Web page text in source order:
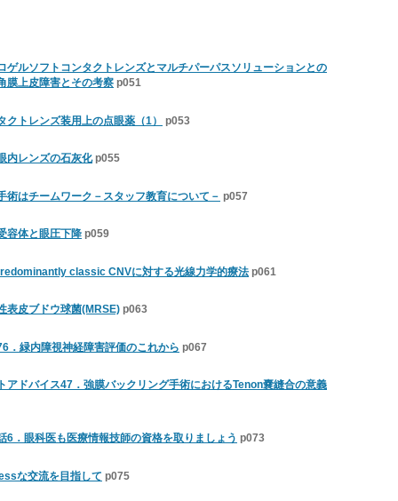
ゲルソフトコンタクトレンズとマルチパーパスソリューションとの
膜上皮障害とその考察 p051
トレンズ装用上の点眼薬（1） p053
内レンズの石灰化 p055
術はチームワーク－スタッフ教育について－ p057
容体と眼圧下降 p059
classic CNVに対する光線力学的療法 p061
表皮ブドウ球菌(MRSE) p063
．緑内障視神経障害評価のこれから p067
アドバイス47．強膜バックリング手術におけるTenon嚢縫合の意義
6．眼科医も医療情報技師の資格を取りましょう p073
な交流を目指して p075